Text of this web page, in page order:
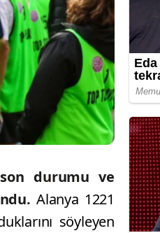
durumu ve
Alanya 1221
söyleyen